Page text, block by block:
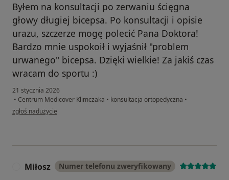
Byłem na konsultacji po zerwaniu ścięgna
głowy długiej bicepsa. Po konsultacji i opisie
urazu, szczerze mogę polecić Pana Doktora!
Bardzo mnie uspokoił i wyjaśnił "problem
urwanego" bicepsa. Dzięki wielkie! Za jakiś czas
wracam do sportu :)
21 stycznia 2026
• Centrum Medicover Klimczaka • konsultacja ortopedyczna •
w opinii użytkownika rr
zgłoś nadużycie
Miłosz Numer telefonu zweryfikowany